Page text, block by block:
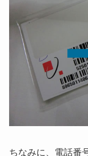
ちなみに、電話番